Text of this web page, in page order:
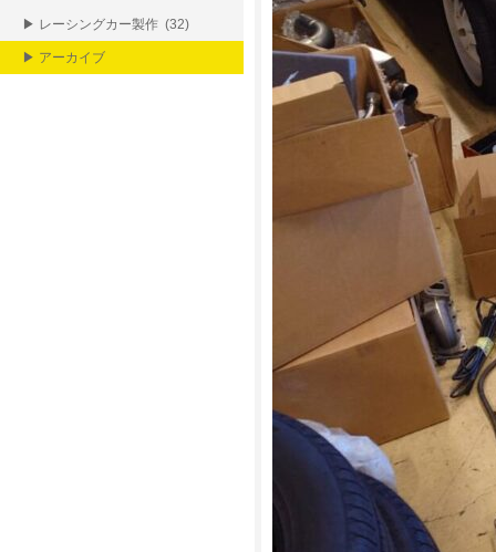
▶ レーシングカー製作 (32)
▶ アーカイブ